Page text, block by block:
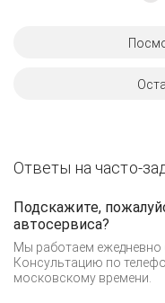
Ответы на часто-
Подскажите,
автосервиса?
Мы работаем ежедневно
Консультацию по
московскому времени.